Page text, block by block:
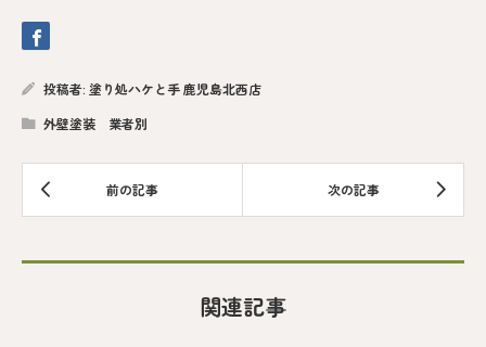
投稿者: 塗り処ハケと手 鹿児島北西店
外壁塗装 業者別
関連記事